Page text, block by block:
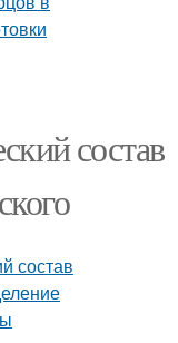
состав